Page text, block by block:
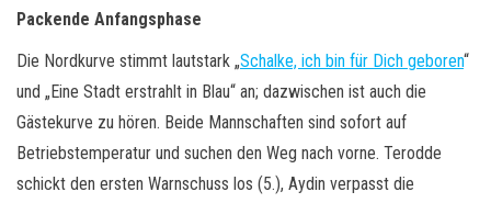
Packende Anfangsphase
Die Nordkurve stimmt lautstark „Schalke, ich bin für Dich geboren“
und „Eine Stadt erstrahlt in Blau“ an; dazwischen ist auch die
Gästekurve zu hören. Beide Mannschaften sind sofort auf
Betriebstemperatur und suchen den Weg nach vorne. Terodde
schickt den ersten Warnschuss los (5.), Aydin verpasst die